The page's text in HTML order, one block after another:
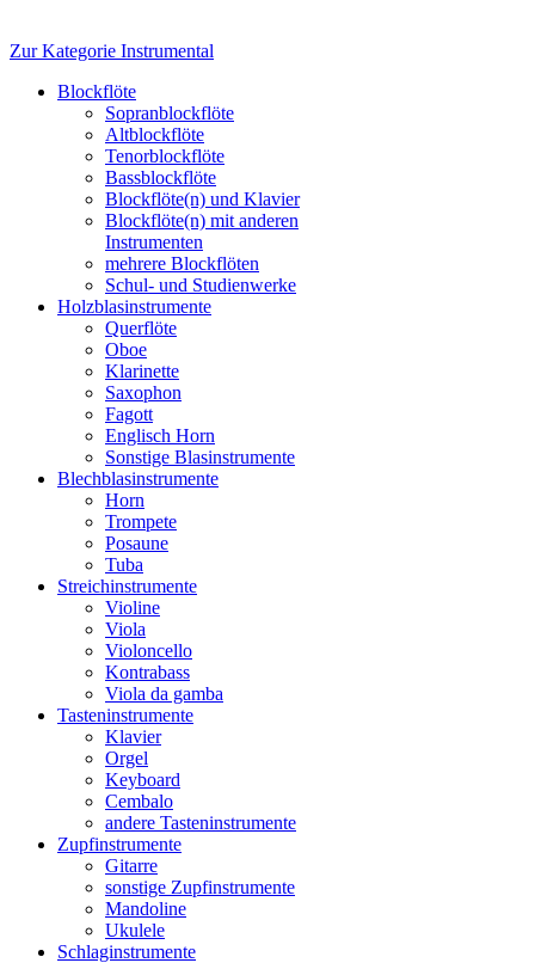
Zur Kategorie Instrumental
Blockflöte
Sopranblockflöte
Altblockflöte
Tenorblockflöte
Bassblockflöte
Blockflöte(n) und Klavier
Blockflöte(n) mit anderen
Instrumenten
mehrere Blockflöten
Schul- und Studienwerke
Holzblasinstrumente
Querflöte
Oboe
Klarinette
Saxophon
Fagott
Englisch Horn
Sonstige Blasinstrumente
Blechblasinstrumente
Horn
Trompete
Posaune
Tuba
Streichinstrumente
Violine
Viola
Violoncello
Kontrabass
Viola da gamba
Tasteninstrumente
Klavier
Orgel
Keyboard
Cembalo
andere Tasteninstrumente
Zupfinstrumente
Gitarre
sonstige Zupfinstrumente
Mandoline
Ukulele
Schlaginstrumente